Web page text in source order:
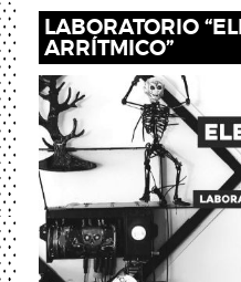
LABORATORIO
ARRÍTMICO”